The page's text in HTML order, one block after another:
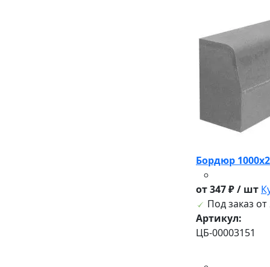
Бордюр
от 347 ₽ / шт
Под заказ от
Артикул:
ЦБ-00003151